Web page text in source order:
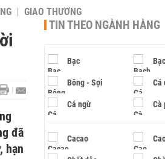
GIAO THƯƠNG
đã
hạn
TIN THEO NGÀNH HÀNG
Bạc
Bông - Sợi Cá
Cá ngừ Cà
Cacao